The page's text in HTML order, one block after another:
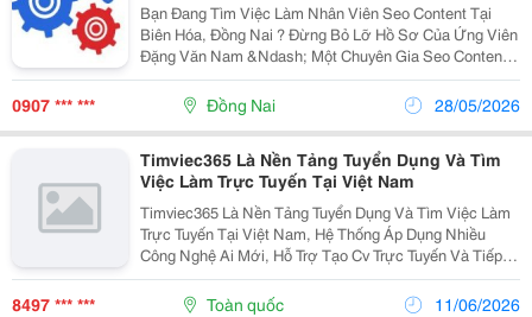
Bạn Đang Tìm Việc Làm Nhân Viên Seo Content Tại
Biên Hóa, Đồng Nai ? Đừng Bỏ Lỡ Hồ Sơ Của Ứng Viên
Đặng Văn Nam &Ndash; Một Chuyên Gia Seo Content
Với 10 Năm Kinh Nghiệm, Từng Đảm Nhận Vị Trí Quan
Trọng Trong Chiến Lược Nội Dung Của Nhiều Thương...
0907 *** *** Đồng Nai 28/05/2026
Timviec365 Là Nền Tảng Tuyển Dụng Và Tìm
Việc Làm Trực Tuyến Tại Việt Nam
Timviec365 Là Nền Tảng Tuyển Dụng Và Tìm Việc Làm
Trực Tuyến Tại Việt Nam, Hệ Thống Áp Dụng Nhiều
Công Nghệ Ai Mới, Hỗ Trợ Tạo Cv Trực Tuyến Và Tiếp
Cận Nhanh Với Thị Trường Việc Làm Của Tất Cả Ngành
Nghề Trên Toàn Quốc. Ngoài Ra, Chúng Tôi Còn Hỗ...
8497 *** *** Toàn quốc 11/06/2026